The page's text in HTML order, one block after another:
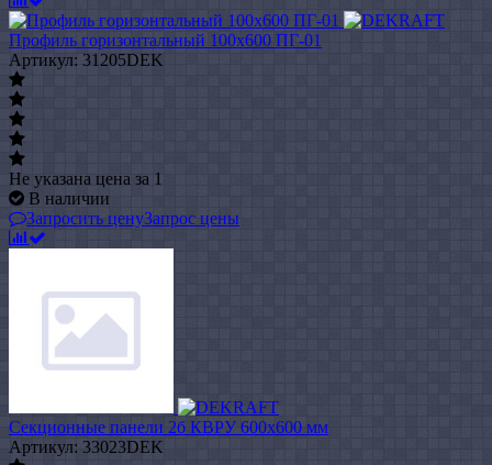
Профиль горизонтальный 100x600 ПГ-01
Артикул: 31205DEK
Не указана цена за 1
В наличии
Запросить ценуЗапрос цены
Секционные панели 2б КВРУ 600х600 мм
Артикул: 33023DEK